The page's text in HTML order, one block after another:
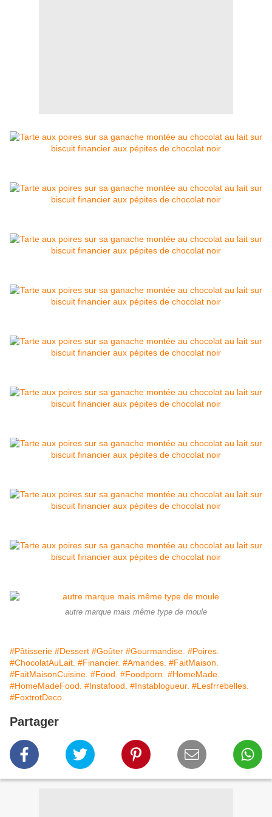
autre marque mais même type de moule
#Pâtisserie #Dessert #Goûter #Gourmandise. #Poires.
#ChocolatAuLait. #Financier. #Amandes. #FaitMaison.
#FaitMaisonCuisine. #Food. #Foodporn. #HomeMade.
#HomeMadeFood. #Instafood. #Instablogueur. #Lesfrrebelles.
#FoxtrotDeco.
Partager